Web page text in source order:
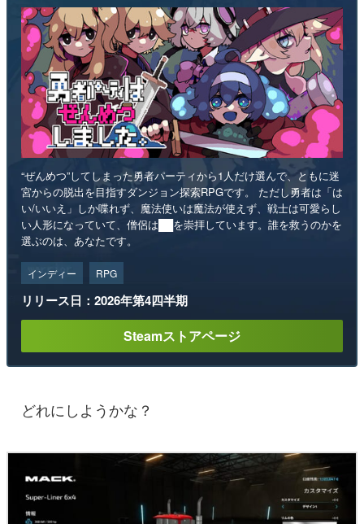
“ぜんめつ”してしまった勇者パーティから1人だけ選んで、ともに迷
宮からの脱出を目指すダンジョン探索RPGです。 ただし勇者は「は
い/いいえ」しか喋れず、魔法使いは魔法が使えず、戦士は可愛らし
い人形になっていて、僧侶は██を崇拝しています。誰を救うのかを
選ぶのは、あなたです。
インディー RPG
リリース日：2026年第4四半期
Steamストアページ
どれにしようかな？